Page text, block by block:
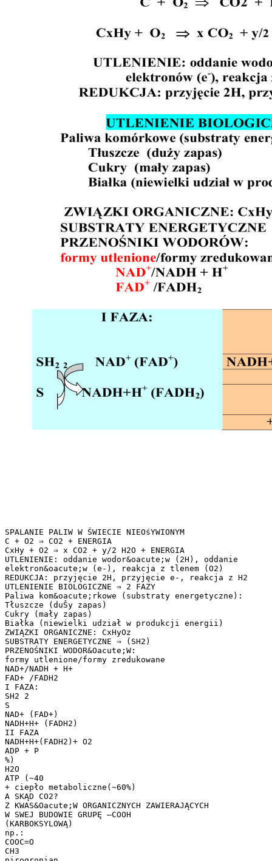
SPALANIE PALIW W ŚWIECIE NIEOśYWIONYM
C + O2 ⇒ CO2 + ENERGIA
CxHy + O2 ⇒ x CO2 + y/2 H2O + ENERGIA
UTLENIENIE: oddanie wodor&oacute;w (2H), oddanie
elektron&oacute;w (e-), reakcja z tlenem (O2)
REDUKCJA: przyjęcie 2H, przyjęcie e-, reakcja z H2
UTLENIENIE BIOLOGICZNE ⇒ 2 FAZY
Paliwa kom&oacute;rkowe (substraty energetyczne):
Tłuszcze (duŜy zapas)
Cukry (mały zapas)
Białka (niewielki udział w produkcji energii)
ZWIĄZKI ORGANICZNE: CxHyOz
SUBSTRATY ENERGETYCZNE ⇒ (SH2)
PRZENOŚNIKI WODOR&Oacute;W:
formy utlenione/formy zredukowane
NAD+/NADH + H+
FAD+ /FADH2
I FAZA:
SH2 2
S
NAD+ (FAD+)
NADH+H+ (FADH2)
II FAZA
NADH+H+(FADH2)+ O2
ADP + P
%)
H2O
ATP (~40
+ ciepło metaboliczne(~60%)
A SKĄD CO2?
Z KWAS&Oacute;W ORGANICZNYCH ZAWIERAJĄCYCH
W SWEJ BUDOWIE GRUPĘ –COOH
(KARBOKSYLOWĄ)
np.:
COOC=O
CH3